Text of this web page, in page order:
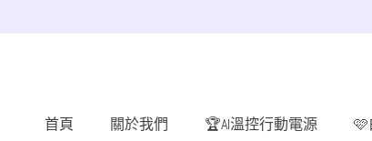
首頁 關於我們 🏆AI溫控行動電源 🩷